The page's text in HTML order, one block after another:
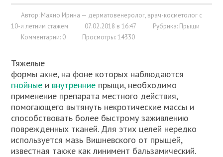
Автор: Махно Ирина — дерматовенеролог, врач-косметолог с
10-и летним стажем
07.02.2018 в 16:47 Рубрика: Прыщи
Комментарии: 0
Просмотры: 14330
Тяжелые
формы акне, на фоне которых наблюдаются
гнойные и внутренние прыщи, необходимо
применение препарата местного действия,
помогающего вытянуть некротические массы и
способствовать более быстрому заживлению
поврежденных тканей. Для этих целей нередко
используется мазь Вишневского от прыщей,
известная также как линимент бальзамический.